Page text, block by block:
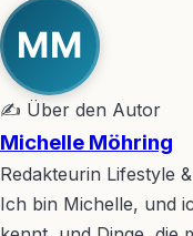
MM
✍ Über den Autor
Michelle Möhring
Redakteurin Lifestyle
Ich bin Michelle, und